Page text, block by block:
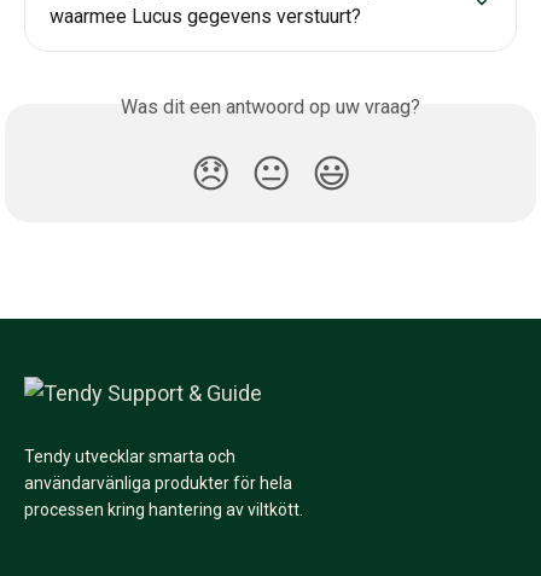
waarmee Lucus gegevens verstuurt?
Was dit een antwoord op uw vraag?
😞 😐 😃
Tendy utvecklar smarta och
användarvänliga produkter för hela
processen kring hantering av viltkött.